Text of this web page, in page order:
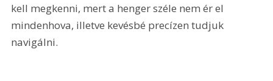
kell megkenni, mert a henger széle nem ér el
mindenhova, illetve kevésbé precízen tudjuk
navigálni.